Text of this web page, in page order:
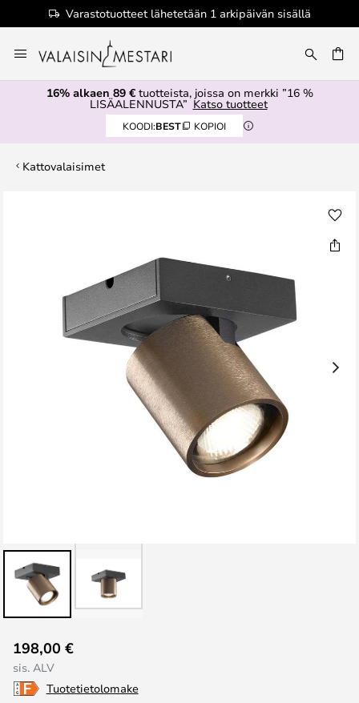
Varastotuotteet lähetetään 1 arkipäivän sisällä
to
Content
16% alkaen 89 €tuotteista, joissa on merkki ”16 %
LISÄALENNUSTA” Katso tuotteet
KOODI:BEST KOPIOI
Kattovalaisimet
to
the
beginning
198,00 €
sis. ALV
Tuotetietolomake